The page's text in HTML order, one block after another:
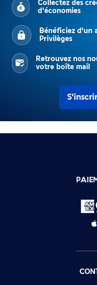
Collectez des
d'économies
Bénéficiez d'un
Privilèges
Retrouvez nos
votre boîte mail